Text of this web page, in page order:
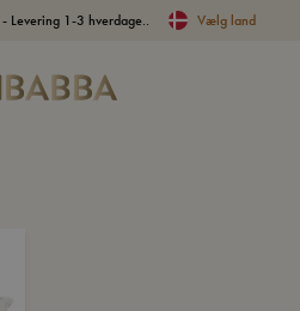
Levering 1-3 hverdage.. Vælg land